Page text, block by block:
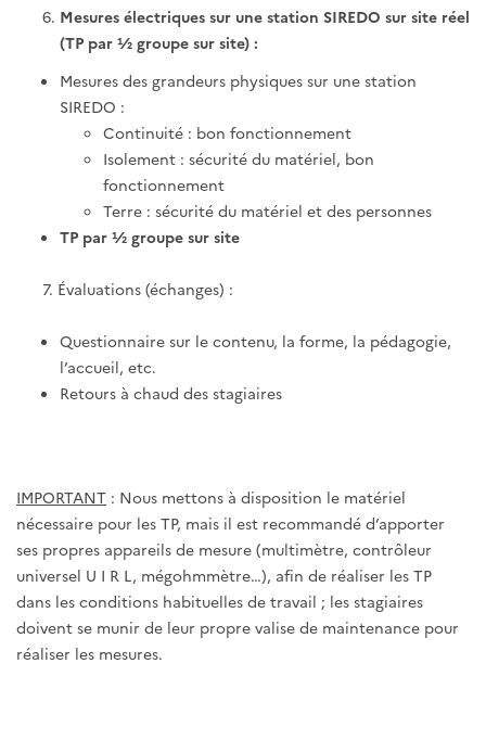
Mesures électriques sur une station SIREDO sur site réel
(TP par ½ groupe sur site) :
Mesures des grandeurs physiques sur une station
SIREDO :
Continuité : bon fonctionnement
Isolement : sécurité du matériel, bon
fonctionnement
Terre : sécurité du matériel et des personnes
TP par ½ groupe sur site
7. Évaluations (échanges) :
Questionnaire sur le contenu, la forme, la pédagogie,
l’accueil, etc.
Retours à chaud des stagiaires
IMPORTANT : Nous mettons à disposition le matériel
nécessaire pour les TP, mais il est recommandé d’apporter
ses propres appareils de mesure (multimètre, contrôleur
universel U I R L, mégohmmètre…), afin de réaliser les TP
dans les conditions habituelles de travail ; les stagiaires
doivent se munir de leur propre valise de maintenance pour
réaliser les mesures.